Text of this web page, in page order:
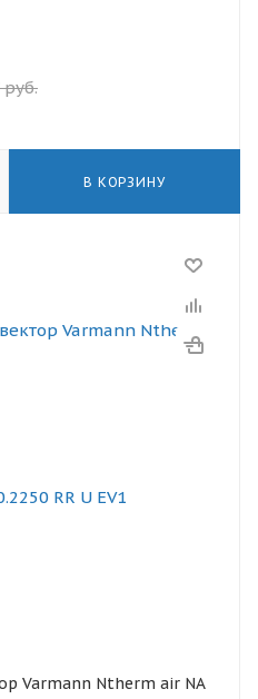
руб.
В КОРЗИНУ
Varmann Ntherm air NA